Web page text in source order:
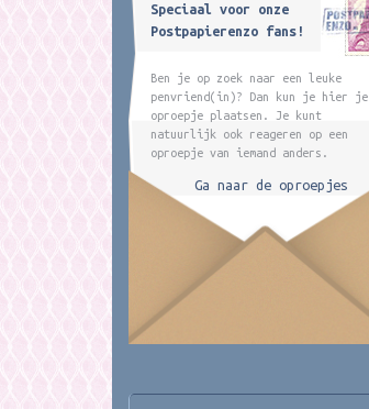
Speciaal voor onze
Postpapierenzo fans!
Ben je op zoek naar een leuke
penvriend(in)? Dan kun je hier je
oproepje plaatsen. Je kunt
natuurlijk ook reageren op een
oproepje van iemand anders.
Ga naar de oproepjes